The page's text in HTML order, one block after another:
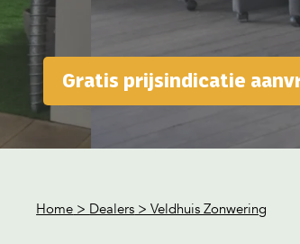
Gratis prijsindicatie
Home > Dealers > Veldhuis Zonwering